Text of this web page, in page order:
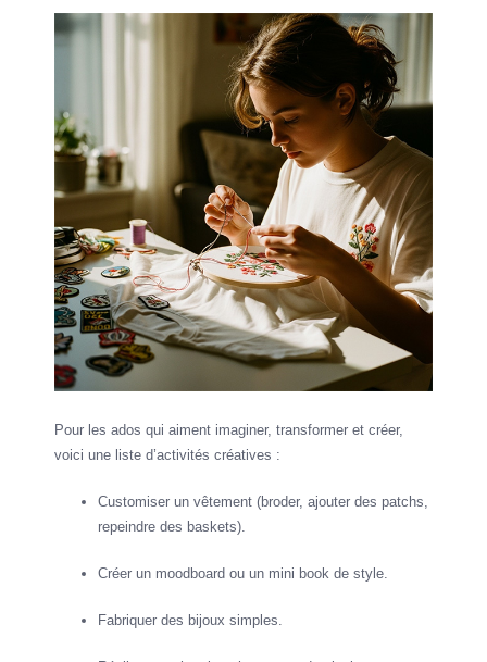
Pour les ados qui aiment imaginer, transformer et créer,
voici une liste d’activités créatives :
Customiser un vêtement (broder, ajouter des patchs,
repeindre des baskets).
Créer un moodboard ou un mini book de style.
Fabriquer des bijoux simples.